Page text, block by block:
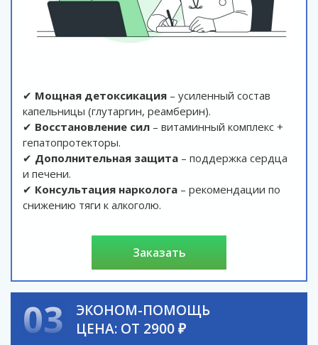
✔ Мощная детоксикация – усиленный состав
капельницы (глутаргин, реамберин).
✔ Восстановление сил – витаминный комплекс +
гепатопротекторы.
✔ Дополнительная защита – поддержка сердца
и печени.
✔ Консультация нарколога – рекомендации по
снижению тяги к алкоголю.
заказать
03
ЭКОНОМ-ПОМОЩЬ
ЦЕНА: ОТ 2900 ₽